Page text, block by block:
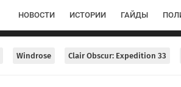
НОВОСТИ ИСТОРИИ ГАЙДЫ
Windrose Clair Obscur: Expedition 33